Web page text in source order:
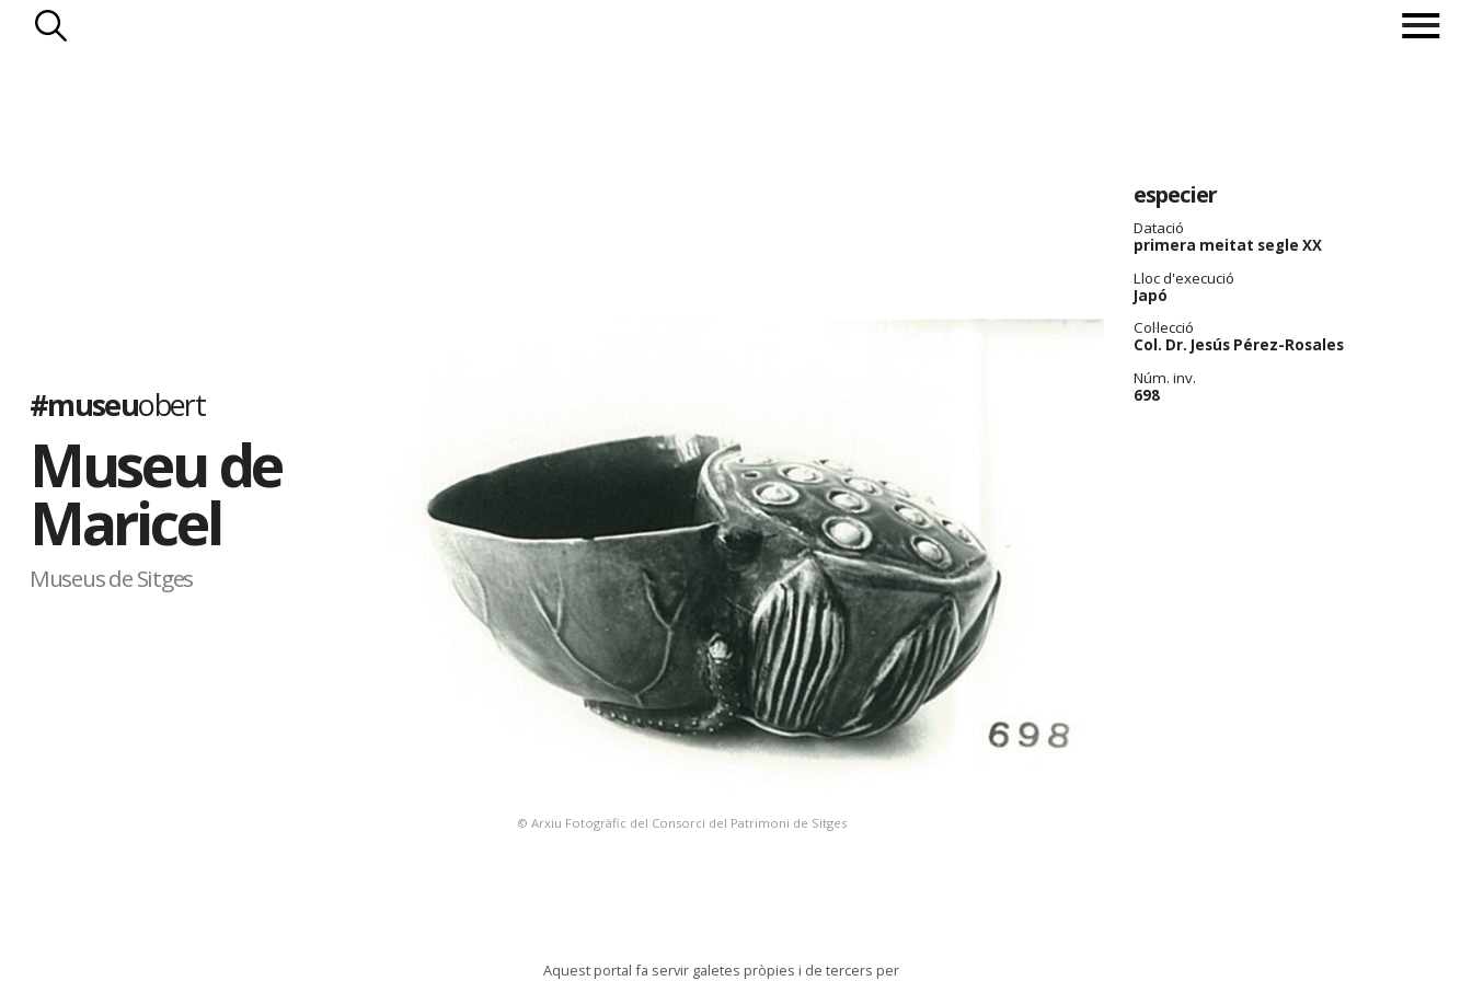
#museuobert
Museu de
Maricel
Museus de Sitges
© Arxiu Fotogràfic del Consorci del Patrimoni de Sitges
especier
Datació
primera meitat segle XX
Lloc d'execució
Japó
Col·lecció
Col. Dr. Jesús Pérez-Rosales
Núm. inv.
698
Aquest portal fa servir galetes pròpies i de tercers per